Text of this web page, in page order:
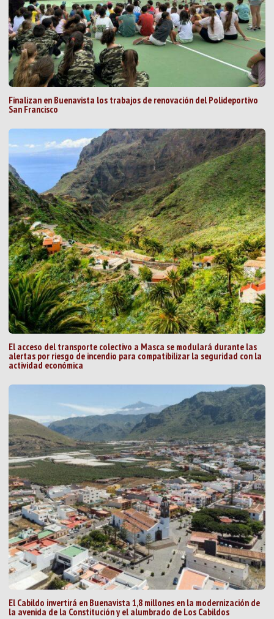
Finalizan en Buenavista los trabajos de renovación del Polideportivo
San Francisco
El acceso del transporte colectivo a Masca se modulará durante las
alertas por riesgo de incendio para compatibilizar la seguridad con la
actividad económica
El Cabildo invertirá en Buenavista 1,8 millones en la modernización de
la avenida de la Constitución y el alumbrado de Los Cabildos